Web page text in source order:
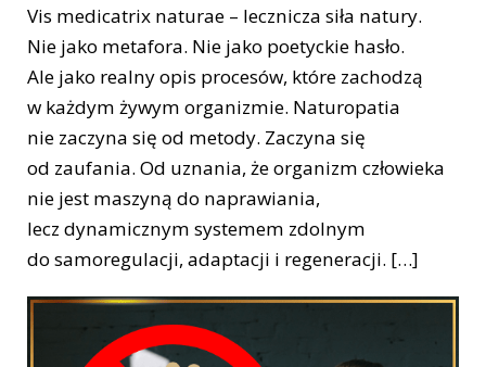
Vis medicatrix naturae – lecznicza siła natury.
Nie jako metafora. Nie jako poetyckie hasło.
Ale jako realny opis procesów, które zachodzą
w każdym żywym organizmie. Naturopatia
nie zaczyna się od metody. Zaczyna się
od zaufania. Od uznania, że organizm człowieka
nie jest maszyną do naprawiania,
lecz dynamicznym systemem zdolnym
do samoregulacji, adaptacji i regeneracji. […]